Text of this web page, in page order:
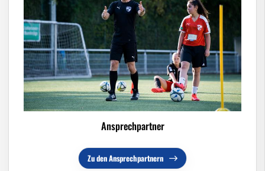
Ansprechpartner
Zu den Ansprechpartnern